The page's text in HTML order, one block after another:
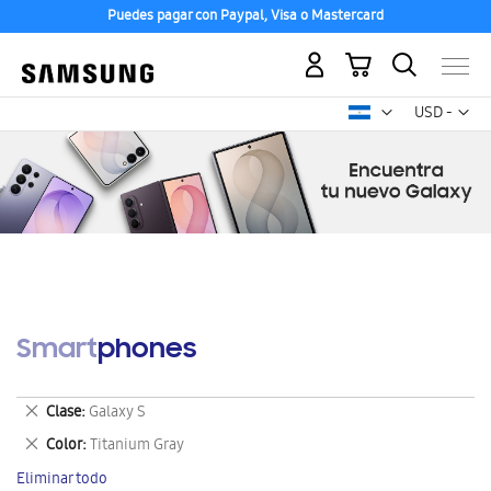
Puedes pagar con Paypal, Visa o Mastercard
USD -
dólar
Mi carrito
Smartphones
Clase Galaxy S
Eliminar
este
artículo
Color Titanium Gray
Eliminar
este
Eliminar todo